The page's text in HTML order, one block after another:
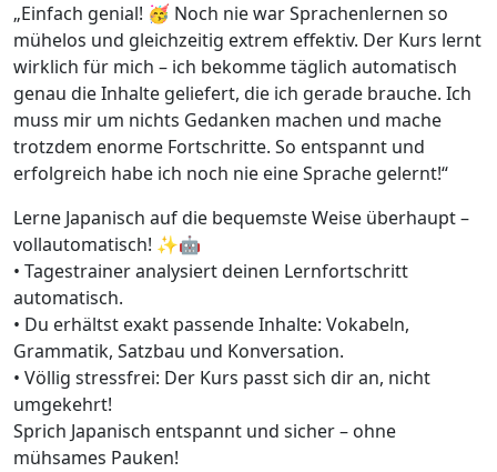
„Einfach genial! 🥳 Noch nie war Sprachenlernen so
mühelos und gleichzeitig extrem effektiv. Der Kurs lernt
wirklich für mich – ich bekomme täglich automatisch
genau die Inhalte geliefert, die ich gerade brauche. Ich
muss mir um nichts Gedanken machen und mache
trotzdem enorme Fortschritte. So entspannt und
erfolgreich habe ich noch nie eine Sprache gelernt!“
Lerne Japanisch auf die bequemste Weise überhaupt –
vollautomatisch! ✨🤖
• Tagestrainer analysiert deinen Lernfortschritt
automatisch.
• Du erhältst exakt passende Inhalte: Vokabeln,
Grammatik, Satzbau und Konversation.
• Völlig stressfrei: Der Kurs passt sich dir an, nicht
umgekehrt!
Sprich Japanisch entspannt und sicher – ohne
mühsames Pauken!